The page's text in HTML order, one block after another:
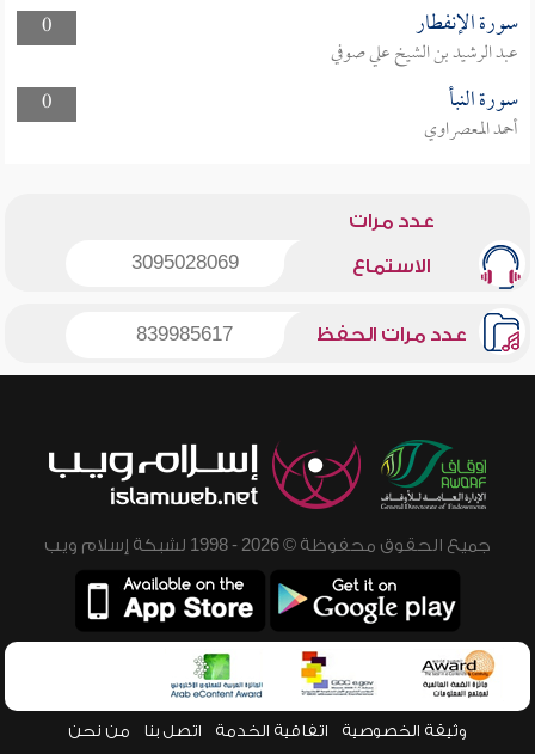
0
سورة الإنفطار
عبد الرشيد بن الشيخ علي صوفي
0
سورة النبأ
أحمد المعصراوي
عدد مرات
الاستماع 3095028069
عدد مرات الحفظ 839985617
جميع الحقوق محفوظة © 2026 - 1998 لشبكة إسلام ويب
وثيقة الخصوصية اتفاقية الخدمة اتصل بنا من نحن